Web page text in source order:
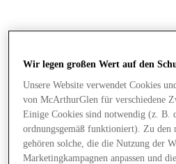
Wir legen großen Wert auf den
Unsere Website verwendet Cookies
von McArthurGlen für verschiedene
Einige Cookies sind notwendig (z. B.
ordnungsgemäß funktioniert). Zu den
gehören solche, die die Nutzung der
Marketingkampagnen anpassen und